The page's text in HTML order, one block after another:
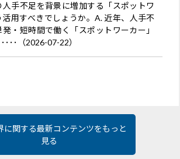
人手不足を背景に増加する「スポットワ
用すべきでしょうか。A. 近年、人手不
・短時間で働く「スポットワーカー」
･･･（2026-07-22）
に関する最新コンテンツをもっと
見る